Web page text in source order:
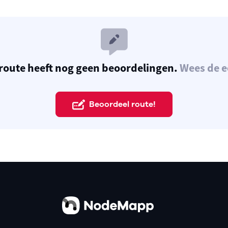
heeft nog geen beoordelingen.Wees de
Beoordeel route!